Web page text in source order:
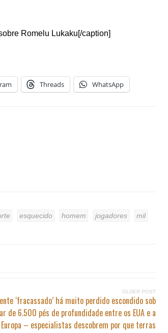
Romelu Lukaku[/caption]
Threads WhatsApp
esquecido homem jogadores
mil
OLDER POST
‘fracassado’ há muito perdido escondido sob
de 6.500 pés de profundidade entre os EUA e a
Europa – especialistas descobrem por que terras